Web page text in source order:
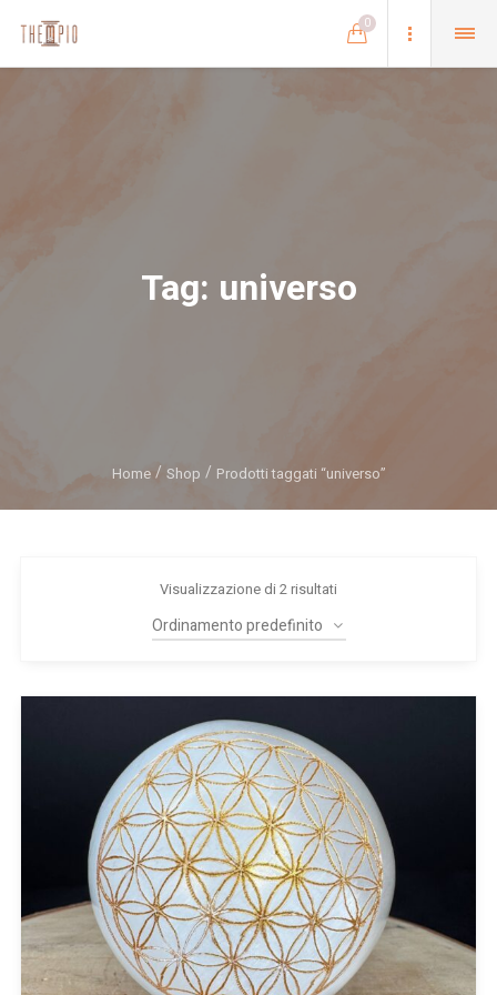
0
Tag: universo
Home Shop Prodotti taggati “universo”
Visualizzazione di 2 risultati